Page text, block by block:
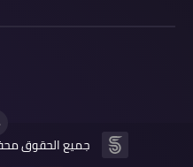
جميع الحقوق